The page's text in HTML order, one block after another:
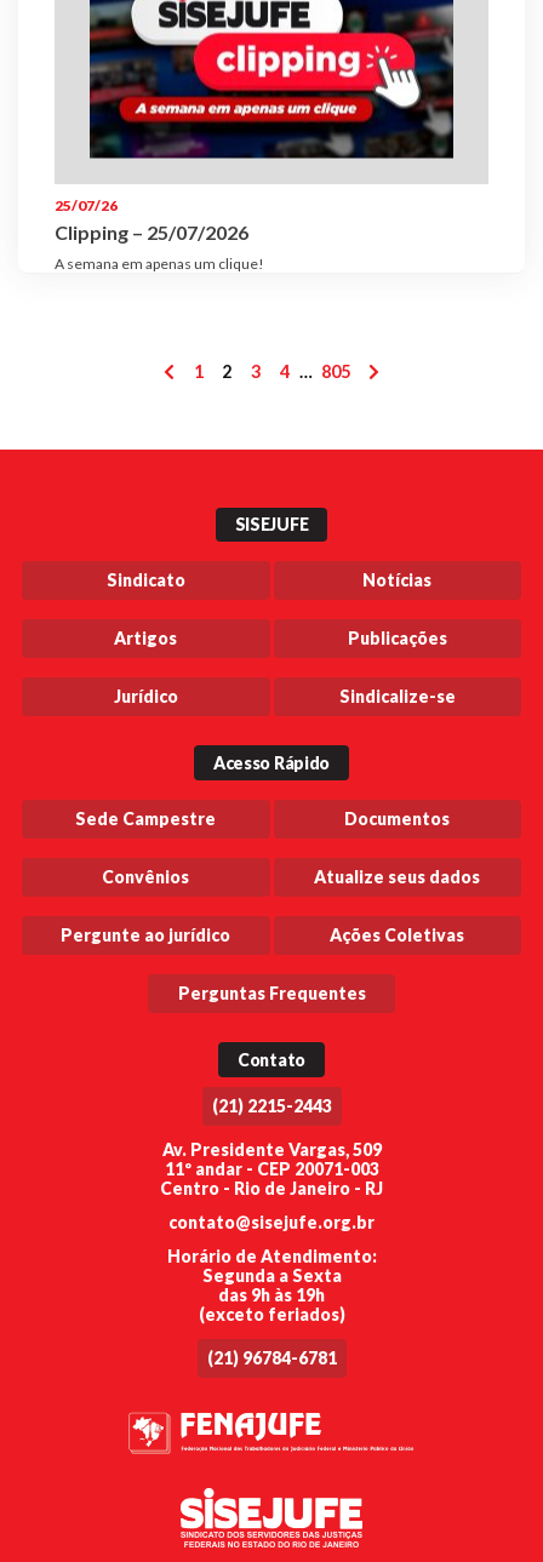
25/07/26
Clipping – 25/07/2026
A semana em apenas um clique!
Paginação
posts
1 2 3 4 … 805
SISEJUFE
Sindicato Notícias
Artigos Publicações
Jurídico Sindicalize-se
Acesso Rápido
Sede Campestre Documentos
Convênios Atualize seus dados
Pergunte ao jurídico Ações Coletivas
Perguntas Frequentes
Contato
(21) 2215-2443
Av. Presidente Vargas, 509
11º andar - CEP 20071-003
Centro - Rio de Janeiro - RJ
contato@sisejufe.org.br
Horário de Atendimento:
Segunda a Sexta
das 9h às 19h
(exceto feriados)
(21) 96784-6781